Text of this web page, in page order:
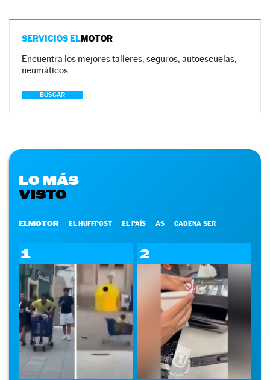
SERVICIOS ELMOTOR
Encuentra los mejores talleres, seguros, autoescuelas,
neumáticos…
BUSCAR
LO MÁS
VISTO
ELMOTOR EL HUFFPOST EL PAÍS AS CADENA SER
1 2